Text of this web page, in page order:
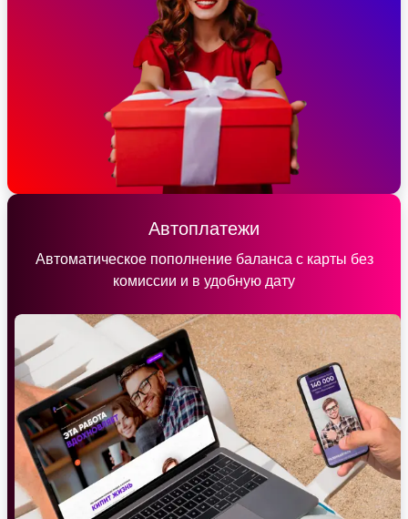
Автоплатежи
Автоматическое пополнение баланса с карты без
комиссии и в удобную дату